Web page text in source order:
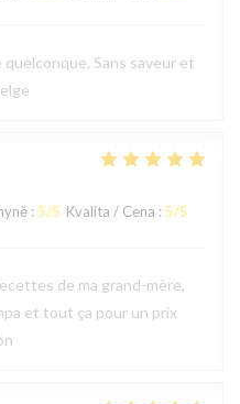
Sans saveur et
: 5/5 Kvalita / Cena : 5/5
de ma grand-mère,
et tout ça pour un prix